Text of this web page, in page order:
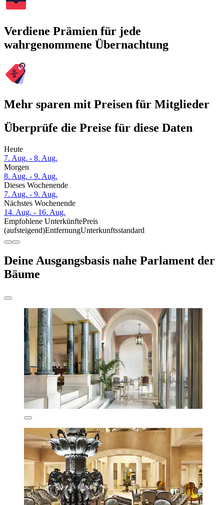
Verdiene Prämien für jede
wahrgenommene Übernachtung
Mehr sparen mit Preisen für Mitglieder
Überprüfe die Preise für diese Daten
Heute
7. Aug. - 8. Aug.
Morgen
8. Aug. - 9. Aug.
Dieses Wochenende
7. Aug. - 9. Aug.
Nächstes Wochenende
14. Aug. - 16. Aug.
Empfohlene UnterkünftePreis
(aufsteigend)EntfernungUnterkunftsstandard
Deine Ausgangsbasis nahe Parlament der
Bäume